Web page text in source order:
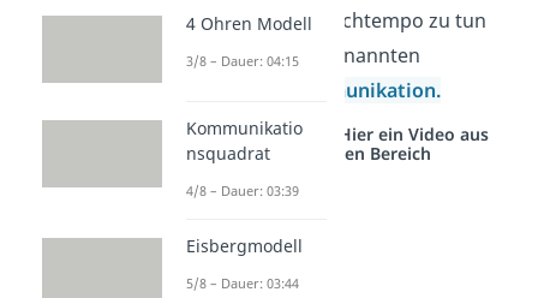
Betonung oder Sprechtempo zu tun
hat, gehört zur sogenannten
paraverbalen Kommunikation.
Studyflix vernetzt: Hier ein Video aus
einem anderen Bereich
4 Ohren Modell
3/8 – Dauer: 04:15
Kommunikatio
nsquadrat
4/8 – Dauer: 03:39
Eisbergmodell
5/8 – Dauer: 03:44